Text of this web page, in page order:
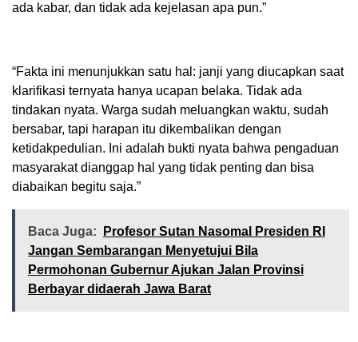
ada kabar, dan tidak ada kejelasan apa pun.”
“Fakta ini menunjukkan satu hal: janji yang diucapkan saat
klarifikasi ternyata hanya ucapan belaka. Tidak ada
tindakan nyata. Warga sudah meluangkan waktu, sudah
bersabar, tapi harapan itu dikembalikan dengan
ketidakpedulian. Ini adalah bukti nyata bahwa pengaduan
masyarakat dianggap hal yang tidak penting dan bisa
diabaikan begitu saja.”
Baca Juga:
Profesor Sutan Nasomal Presiden RI
Jangan Sembarangan Menyetujui Bila
Permohonan Gubernur Ajukan Jalan Provinsi
Berbayar didaerah Jawa Barat